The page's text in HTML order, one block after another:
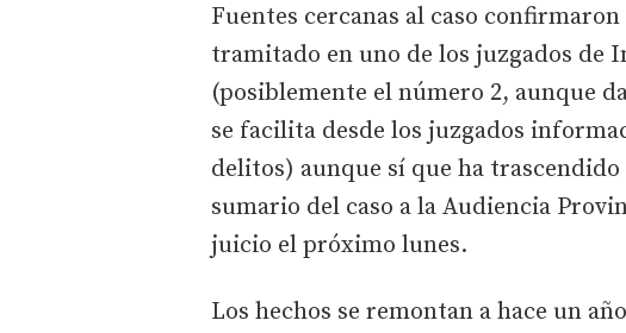
Fuentes cercanas al caso
tramitado en uno de los juzgados de
(posiblemente el número 2, aunque
se facilita desde los juzgados
delitos) aunque sí que ha
sumario del caso a la Audiencia
juicio el próximo lunes.
Los hechos se remontan a hace un